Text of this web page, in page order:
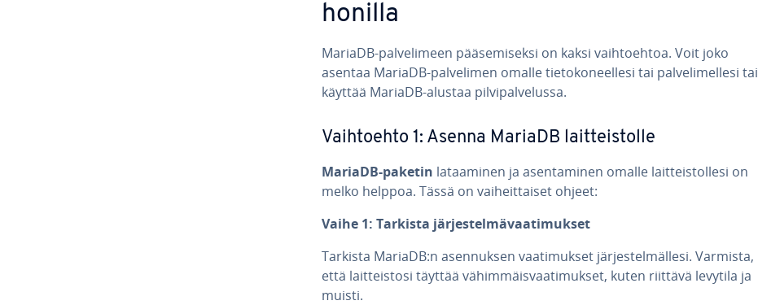
ho­nil­la
MariaDB-pal­ve­li­meen pää­se­mi­sek­si on kaksi vaih­toeh­toa. Voit joko
asentaa MariaDB-pal­ve­li­men omalle tie­to­ko­neel­le­si tai pal­ve­li­mel­le­si tai
käyttää MariaDB-alustaa pil­vi­pal­ve­lus­sa.
Vaih­toeh­to 1: Asenna MariaDB lait­teis­tol­le
MariaDB-paketin la­taa­mi­nen ja asen­ta­mi­nen omalle lait­teis­tol­le­si on
melko helppoa. Tässä on vai­heit­tai­set ohjeet:
Vaihe 1: Tarkista jär­jes­tel­mä­vaa­ti­muk­set
Tarkista MariaDB:n asen­nuk­sen vaa­ti­muk­set jär­jes­tel­mäl­le­si. Varmista,
että lait­teis­to­si täyttää vä­him­mäis­vaa­ti­muk­set, kuten riittävä levytila ja
muisti.